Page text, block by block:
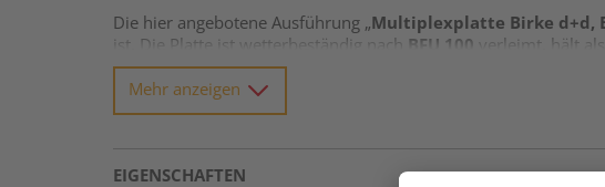
Die hier angebotene Ausführung „Multiplexplatte Birke d+d,
ist. Die Platte ist wetterbeständig nach BFU 100 verleimt, hält
ist eine gesonderte Imprägnierung erforderlich.
BB/BBsteht für die Furnierqualität in der Qualität BB/BB, also
gespachtelte Äste) erlaubt, aber auch kleinere Risse,
bedeutet, dass die Holz-Wuchsrichtung des
Mehr anzeigen
EIGENSCHAFTEN